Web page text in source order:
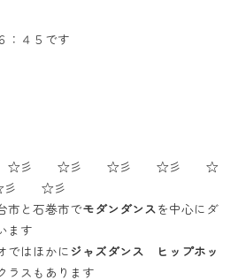
５です
☆彡 ☆彡 ☆彡 ☆彡 ☆
☆彡
市と石巻市でモダンダンスを中心にダ
ます
ではほかにジャズダンス ヒップホッ
ラスもあります